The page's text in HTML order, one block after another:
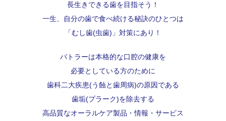
長生きできる歯を目指そう！
一生、自分の歯で食べ続ける秘訣のひとつは
「むし歯(虫歯)」対策にあり！
バトラーは本格的な口腔の健康を
必要としている方のために
歯科二大疾患(う蝕と歯周病)の原因である
歯垢(プラーク)を除去する
高品質なオーラルケア製品・情報・サービス